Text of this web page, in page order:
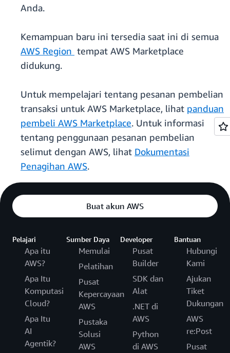
Anda.
Kemampuan baru ini tersedia saat ini di semua
AWS Region tempat AWS Marketplace
didukung.
Untuk mempelajari tentang pesanan pembelian
transaksi untuk AWS Marketplace, lihat panduan
pembeli AWS Marketplace. Untuk informasi
tentang penggunaan pesanan pembelian
selimut dengan AWS, lihat Dokumentasi
Penagihan AWS.
Buat akun AWS
Pelajari
Apa itu
AWS?
Apa Itu
Komputasi
Cloud?
Apa Itu
AI
Agentik?
Sumber Daya
Memulai
Pelatihan
Pusat
Kepercayaan
AWS
Pustaka
Solusi
AWS
Developer
Pusat
Builder
SDK dan
Alat
.NET di
AWS
Python
di AWS
Bantuan
Hubungi
Kami
Ajukan
Tiket
Dukungan
AWS
re:Post
Pusat